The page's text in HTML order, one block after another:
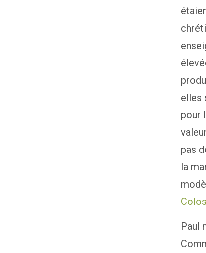
elles
pour
pas
la
Paul